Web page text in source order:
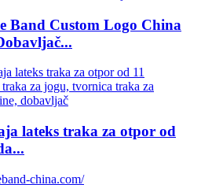
Band Custom Logo China
lateks traka za otpor od